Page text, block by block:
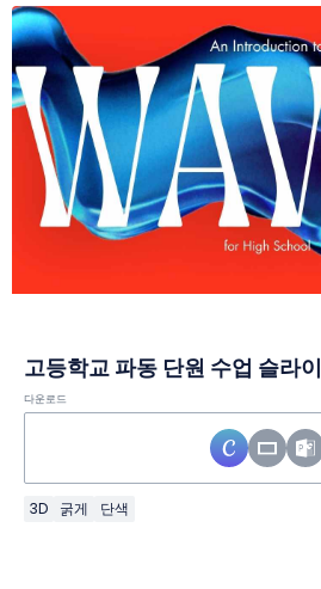
고등학교 파동 단원 수업 슬라
다운로드
3D 굵게 단색